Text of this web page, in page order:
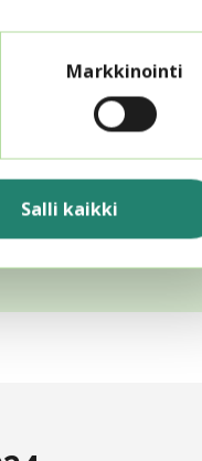
Markkinointi
Salli kaikki